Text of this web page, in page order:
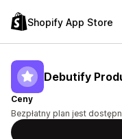
Shopify App Store
Debutify
Ceny
Bezpłatny plan jest